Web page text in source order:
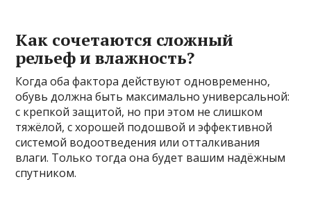
Как сочетаются сложный
рельеф и влажность?
Когда оба фактора действуют одновременно,
обувь должна быть максимально универсальной:
с крепкой защитой, но при этом не слишком
тяжёлой, с хорошей подошвой и эффективной
системой водоотведения или отталкивания
влаги. Только тогда она будет вашим надёжным
спутником.